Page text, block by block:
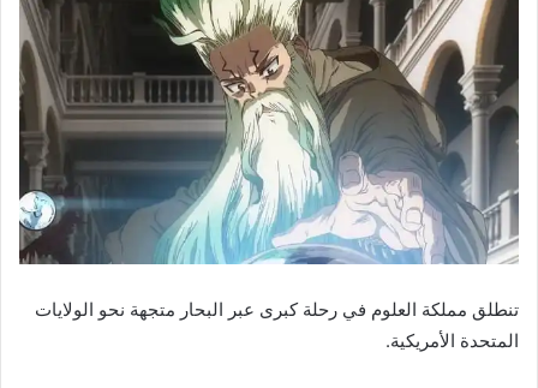
تنطلق مملكة العلوم في رحلة كبرى عبر البحار متجهة نحو الولايات
المتحدة الأمريكية.